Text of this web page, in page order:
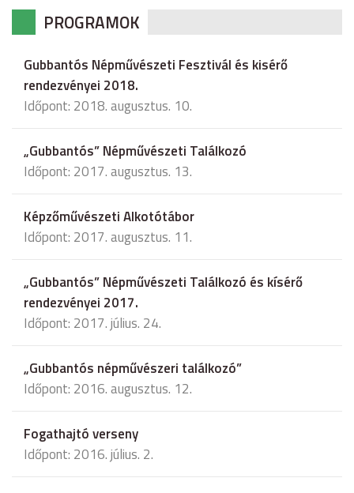
PROGRAMOK
Gubbantós Népművészeti Fesztivál és kisérő
rendezvényei 2018.
Időpont: 2018. augusztus. 10.
„Gubbantós” Népművészeti Találkozó
Időpont: 2017. augusztus. 13.
Képzőművészeti Alkotótábor
Időpont: 2017. augusztus. 11.
„Gubbantós” Népművészeti Találkozó és kísérő
rendezvényei 2017.
Időpont: 2017. július. 24.
„Gubbantós népművészeri találkozó”
Időpont: 2016. augusztus. 12.
Fogathajtó verseny
Időpont: 2016. július. 2.